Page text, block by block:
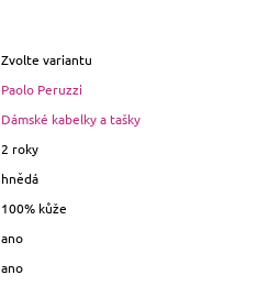
Zvolte variantu
Paolo Peruzzi
Dámské kabelky a tašky
2 roky
hnědá
100% kůže
ano
ano